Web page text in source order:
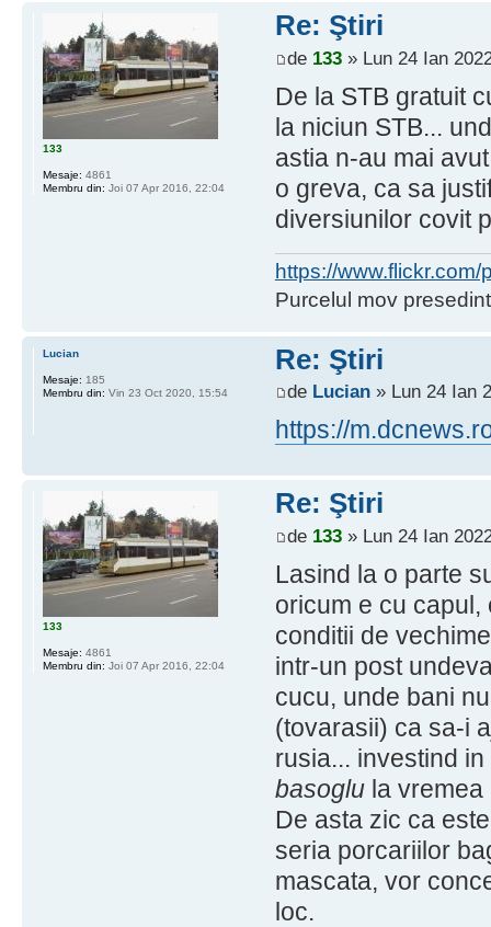
Re: Ştiri
de 133» Lun 24 Ian
De la STB gratuit
la niciun STB...
astia n-au mai
o greva, ca sa
diversiunilor covit
https://
Purcelul mov
133
Mesaje: 4861
Membru din: Joi 07 Apr 2016, 22:04
Re: Ştiri
de Lucian» Lun 24 Ian
https://
Lucian
Mesaje: 185
Membru din: Vin 23 Oct 2020, 15:54
Re: Ştiri
de 133» Lun 24 Ian
Lasind la o parte
oricum e cu
conditii de
intr-un post
cucu, unde bani
(tovarasii) ca sa-i
rusia... investind
basoglula vremea
De asta zic ca
seria porcariilor
mascata, vor
loc.
133
Mesaje: 4861
Membru din: Joi 07 Apr 2016, 22:04